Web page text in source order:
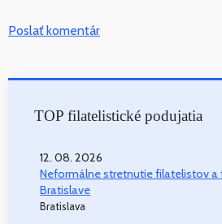
Poslať komentár
TOP filatelistické podujatia
12. 08. 2026
Neformálne stretnutie filatelistov a
Bratislave
Bratislava